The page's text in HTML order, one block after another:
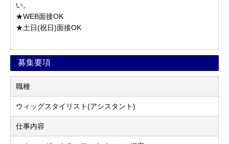
い。
★WEB面接OK
★土日(祝日)面接OK
募集要項
職種
ウィッグスタイリスト(アシスタント)
仕事内容